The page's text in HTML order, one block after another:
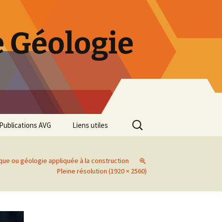
Publications AVG
Rétrospective des 50 ans
Liens utiles
Rechercher :
ou géologie appliquée à la construction
Pleine résolution (1920 × 2560)